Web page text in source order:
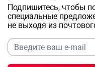
Подпишитесь, чтобы
специальные
не выходя из